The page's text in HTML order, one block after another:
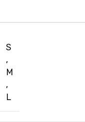
S
,
M
,
L